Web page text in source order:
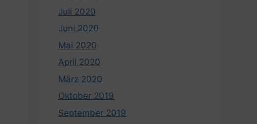
Juli 2020
Juni 2020
Mai 2020
April 2020
März 2020
Oktober 2019
September 2019